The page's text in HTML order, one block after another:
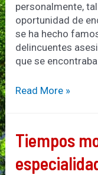
personalmente,
oportunidad de
se ha hecho
delincuentes
que se
Alessandro
Read More »
Tiempos